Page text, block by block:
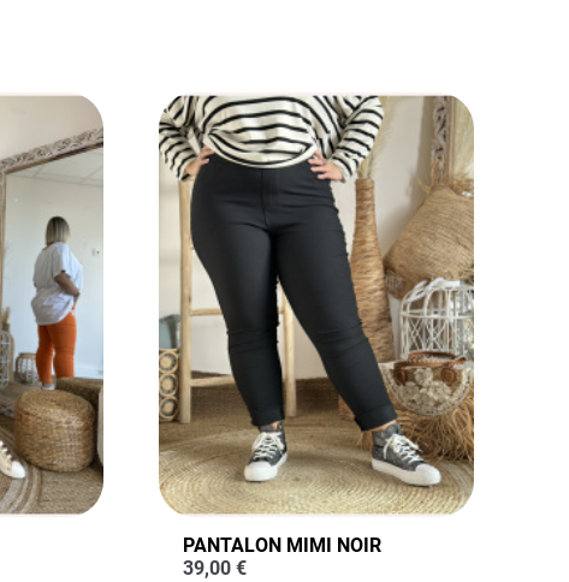
PANTALON MIMI NOIR
39,00€